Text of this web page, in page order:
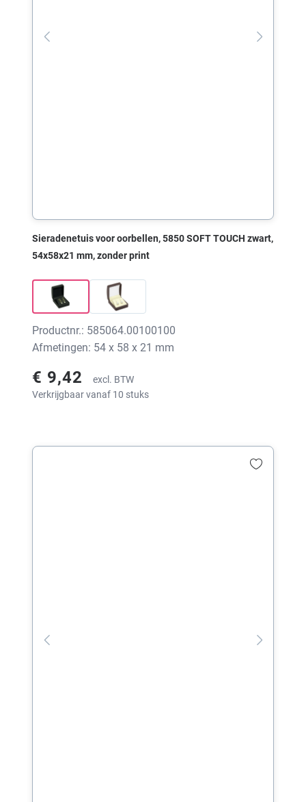
Sieradenetuis voor oorbellen, 5850 SOFT TOUCH zwart,
54x58x21 mm, zonder print
Productnr.: 585064.00100100
Afmetingen: 54 x 58 x 21 mm
€ 9,42
excl. BTW
Verkrijgbaar vanaf 10 stuks